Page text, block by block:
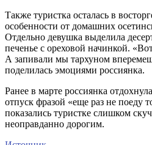
Также туристка осталась в
особенности от домашних
Отдельно девушка выделила
печенье с ореховой начинкой.
А запивали мы тархуном
поделилась эмоциями россиянка.
Ранее в марте россиянка
отпуск фразой «еще раз не поеду
показались туристке слишком
неоправданно дорогим.